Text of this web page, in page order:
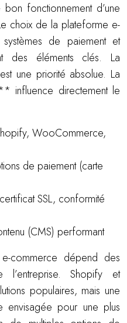
fonctionnement d’une
choix de la plateforme e-
de paiement et
des éléments clés. La
une priorité absolue. La
influence directement le
WooCommerce,
de paiement (carte
SSL, conformité
(CMS) performant
commerce dépend des
Shopify et
populaires, mais une
envisagée pour une plus